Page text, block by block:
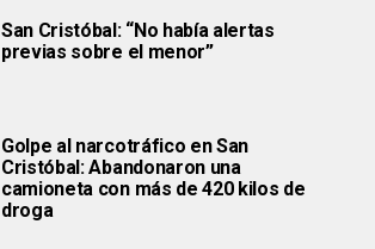
San Cristóbal: “No había alertas
previas sobre el menor”
Golpe al narcotráfico en San
Cristóbal: Abandonaron una
camioneta con más de 420 kilos de
droga